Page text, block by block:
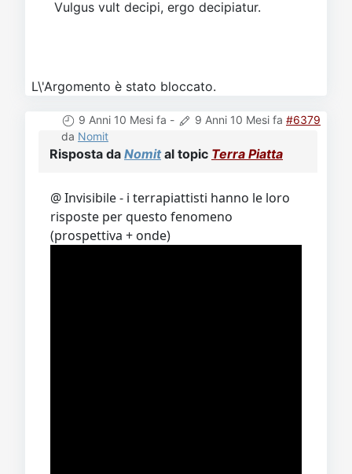
Vulgus vult decipi, ergo decipiatur.
L\'Argomento è stato bloccato.
9 Anni 10 Mesi fa - 9 Anni 10 Mesi fa #6379
da Nomit
Risposta da Nomital topic Terra Piatta
@ Invisibile - i terrapiattisti hanno le loro
risposte per questo fenomeno
(prospettiva + onde)